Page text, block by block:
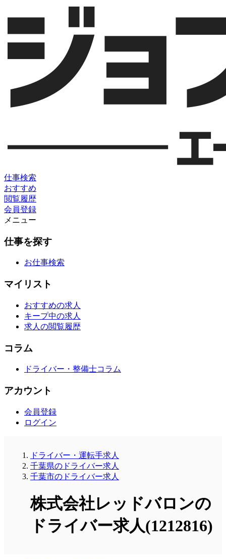
仕事検索
おすすめ
閲覧履歴
会員登録
メニュー
仕事を探す
お仕事検索
マイリスト
おすすめの求人
キープ中の求人
求人の閲覧履歴
コラム
ドライバー・整備士コラム
アカウント
会員登録
ログイン
ドライバー・運転手求人
千葉県のドライバー求人
千葉市のドライバー求人
株式会社レッドバロンの
ドライバー求人(1212816)